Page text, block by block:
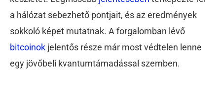
a hálózat sebezhető pontjait, és az eredmények
sokkoló képet mutatnak. A forgalomban lévő
bitcoinok jelentős része már most védtelen lenne
egy jövőbeli kvantumtámadással szemben.